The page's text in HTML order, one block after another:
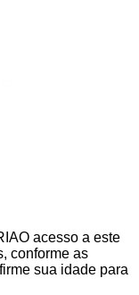
O acesso a este
conforme as
sua idade para